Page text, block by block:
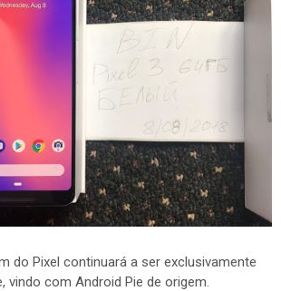
do Pixel continuará a ser exclusivamente
vindo com Android Pie de origem.